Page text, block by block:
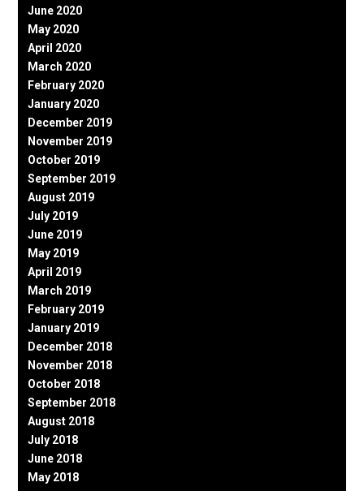
June 2020
May 2020
April 2020
March 2020
February 2020
January 2020
December 2019
November 2019
October 2019
September 2019
August 2019
July 2019
June 2019
May 2019
April 2019
March 2019
February 2019
January 2019
December 2018
November 2018
October 2018
September 2018
August 2018
July 2018
June 2018
May 2018